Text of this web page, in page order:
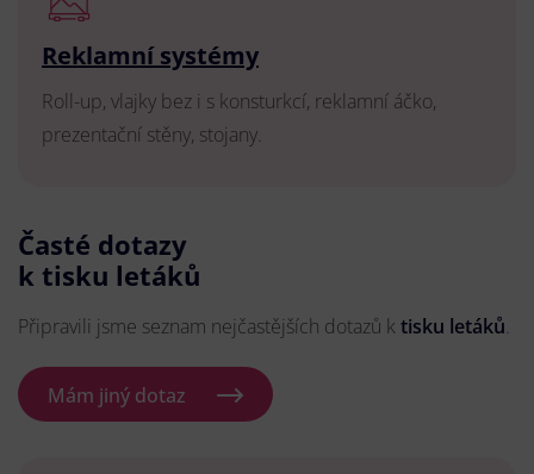
Reklamní systémy
Roll-up, vlajky bez i s konsturkcí, reklamní áčko,
prezentační stěny, stojany.
Časté dotazy
k tisku letáků
Připravili jsme seznam nejčastějších dotazů k tisku letáků.
Mám jiný dotaz